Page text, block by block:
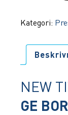
FRÅN
SMAKA
GÖTEBORG
mängd
Kategori:
NEW
GE